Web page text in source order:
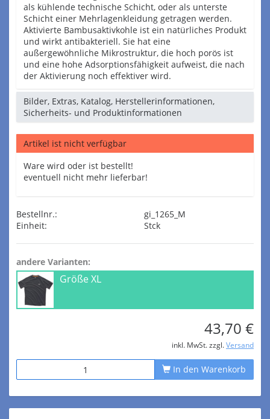
als kühlende technische Schicht, oder als unterste
Schicht einer Mehrlagenkleidung getragen werden.
Aktivierte Bambusaktivkohle ist ein natürliches Produkt
und wirkt antibakteriell. Sie hat eine
außergewöhnliche Mikrostruktur, die hoch porös ist
und eine hohe Adsorptionsfähigkeit aufweist, die nach
der Aktivierung noch effektiver wird.
Bilder, Extras, Katalog, Herstellerinformationen,
Sicherheits- und Produktinformationen
Artikel ist nicht verfügbar
Ware wird oder ist bestellt!
eventuell nicht mehr lieferbar!
Bestellnr.:
gi_1265_M
Einheit:
Stck
andere Varianten:
Größe XL
43,70 €
inkl. MwSt. zzgl. Versand
In den Warenkorb